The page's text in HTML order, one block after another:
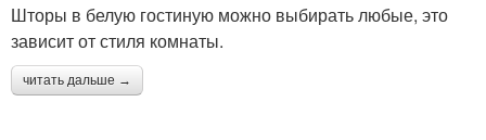
Шторы в белую гостиную можно выбирать любые, это
зависит от стиля комнаты.
читать дальше →